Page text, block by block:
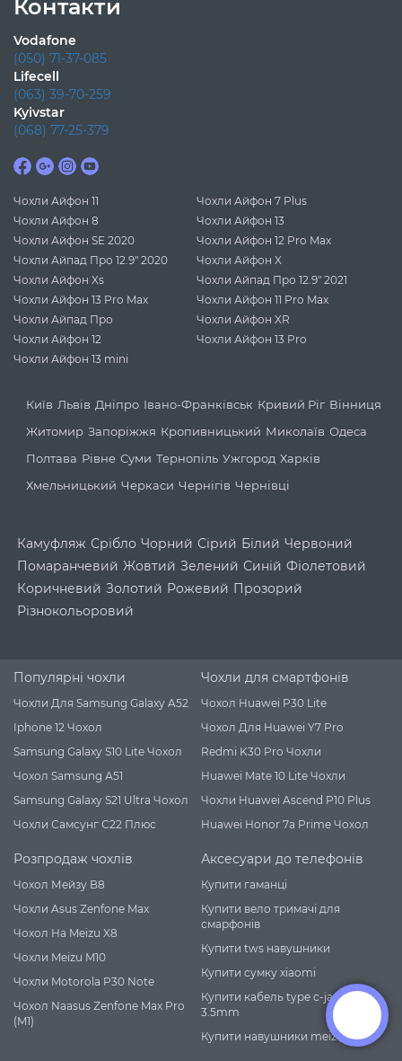
Контакти
Vodafone
(050) 71-37-085
Lifecell
(063) 39-70-259
Kyivstar
(068) 77-25-379
Чохли Айфон 11
Чохли Айфон 7 Plus
Чохли Айфон 8
Чохли Айфон 13
Чохли Айфон SE 2020
Чохли Айфон 12 Pro Max
Чохли Айпад Про 12.9" 2020
Чохли Айфон X
Чохли Айфон Xs
Чохли Айпад Про 12.9" 2021
Чохли Айфон 13 Pro Max
Чохли Айфон 11 Pro Max
Чохли Айпад Про
Чохли Айфон XR
Чохли Айфон 12
Чохли Айфон 13 Pro
Чохли Айфон 13 mini
Київ Львів Дніпро Івано-Франківськ Кривий Ріг Вінниця
Житомир Запоріжжя Кропивницький Миколаїв Одеса
Полтава Рівне Суми Тернопіль Ужгород Харків
Хмельницький Черкаси Чернігів Чернівці
Камуфляж Срібло Чорний Сірий Білий Червоний
Помаранчевий Жовтий Зелений Синій Фіолетовий
Коричневий Золотий Рожевий Прозорий
Різнокольоровий
Популярні чохли
Чохли Для Samsung Galaxy A52
Iphone 12 Чохол
Samsung Galaxy S10 Lite Чохол
Чохол Samsung А51
Samsung Galaxy S21 Ultra Чохол
Чохли Самсунг С22 Плюс
Чохли для смартфонів
Чохол Huawei P30 Lite
Чохол Для Huawei Y7 Pro
Redmi K30 Pro Чохли
Huawei Mate 10 Lite Чохли
Чохли Huawei Ascend P10 Plus
Huawei Honor 7a Prime Чохол
Розпродаж чохлів
Чохол Мейзу В8
Чохли Asus Zenfone Max
Чохол На Meizu X8
Чохли Meizu M10
Чохли Motorola P30 Note
Чохол Naasus Zenfone Max Pro
(M1)
Аксесуари до телефонів
Купити гаманці
Купити вело тримачі для
смарфонів
Купити tws навушники
Купити сумку xiaomi
Купити кабель type c-jack
3.5mm
Купити навушники meizu